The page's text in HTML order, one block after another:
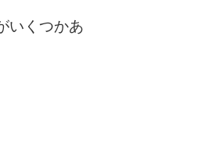
りられる？学生がお金を借
いくつかあ